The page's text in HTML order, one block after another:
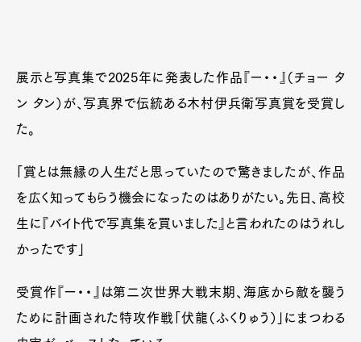
展示と写真集で2025年に発表した作品『ー・・』（チョー タ
ン タン）が、写真界で伝統ある木村伊兵衛写真賞を受賞し
た。
「賞とは無縁の人生だと思っていたので驚きましたが、作品
を広く知ってもらう機会になったのはありがたい。先日、高校
生に『バイト代で写真集を買いました』と言われたのはうれし
かったです」
受賞作『ー・・』は第二次世界大戦末期、海底から敵を襲う
ために計画された特攻作戦「伏龍（ふくりゅう）」にまつわる